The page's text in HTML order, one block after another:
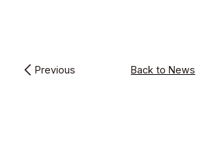
Previous Back to News